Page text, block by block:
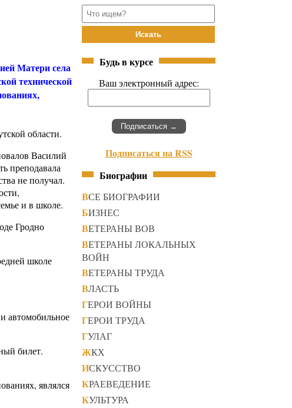
Матери села
технической
области.
Василий
преподавала
не получал.
и в школе.
Гродно
школе
автомобильное
билет.
являлся
Будь в курсе
Ваш электронный адрес:
Подписаться на RSS
Биографии
ВСЕ БИОГРАФИИ
БИЗНЕС
ВЕТЕРАНЫ ВОВ
ВЕТЕРАНЫ ЛОКАЛЬНЫХ
ВОЙН
ВЕТЕРАНЫ ТРУДА
ВЛАСТЬ
ГЕРОИ ВОЙНЫ
ГЕРОИ ТРУДА
ГУЛАГ
ЖКХ
ИСКУССТВО
КРАЕВЕДЕНИЕ
КУЛЬТУРА